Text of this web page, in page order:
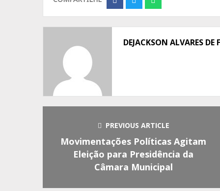
FacebookTwitterWhatsapp
DEJACKSON ALVARES DE
PREVIOUS ARTICLE
Movimentações Políticas Agitam
Eleição para Presidência da
Câmara Municipal